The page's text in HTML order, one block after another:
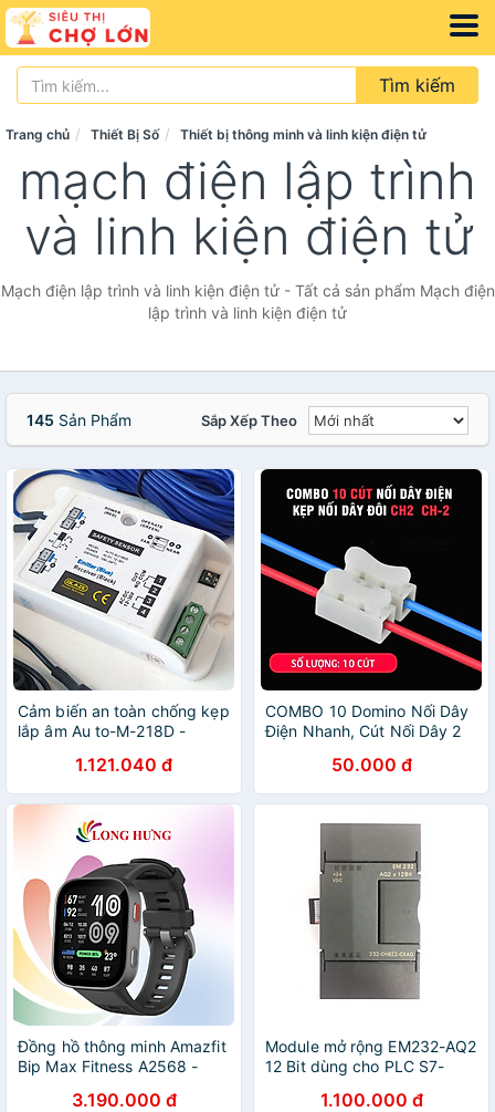
Tìm kiếm
Trang chủ Thiết Bị Số Thiết bị thông minh và linh kiện điện tử
mạch điện lập trình
và linh kiện điện tử
Mạch điện lập trình và linh kiện điện tử - Tất cả sản phẩm Mạch điện
lập trình và linh kiện điện tử
145 Sản Phẩm Sắp Xếp Theo
Cảm biến an toàn chống kẹp
lắp âm Au to-M-218D -
1.121.040 đ
COMBO 10 Domino Nối Dây
Điện Nhanh, Cút Nối Dây 2
Chính Hãng DÂY CÁP NỐI
VÀ ADAPTER NGUỒN
50.000 đ
Đồng hồ thông minh Amazfit
Bip Max Fitness A2568 -
3.190.000 đ
Module mở rộng EM232-AQ2
12 Bit dùng cho PLC S7-
1.100.000 đ